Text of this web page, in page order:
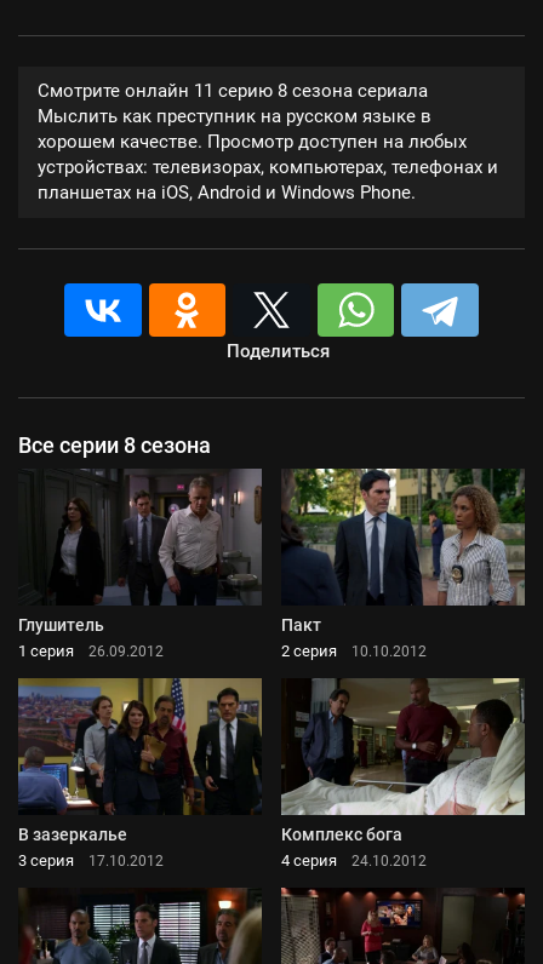
Смотрите онлайн 11 серию 8 сезона сериала
Мыслить как преступник на русском языке в
хорошем качестве. Просмотр доступен на любых
устройствах: телевизорах, компьютерах, телефонах и
планшетах на iOS, Android и Windows Phone.
Поделиться
Все серии 8 сезона
Глушитель
1 серия 26.09.2012
Пакт
2 серия 10.10.2012
В зазеркалье
3 серия 17.10.2012
Комплекс бога
4 серия 24.10.2012